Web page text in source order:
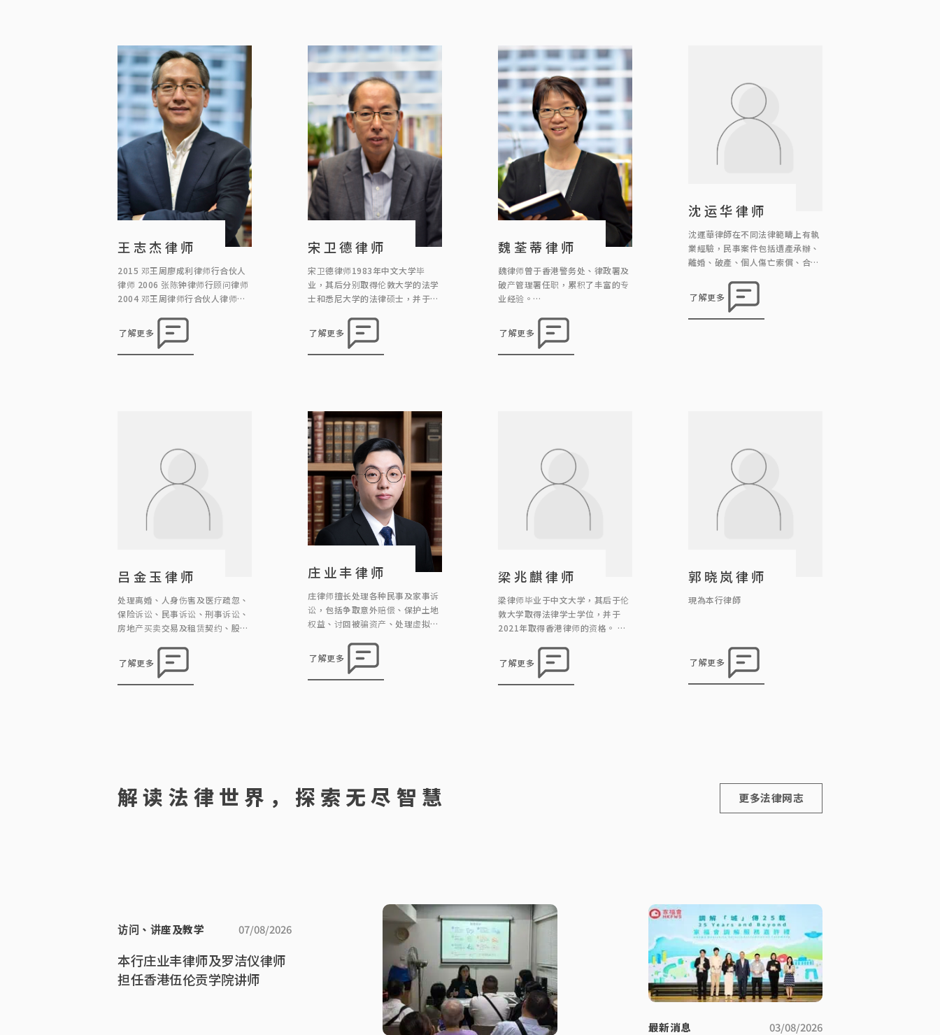
权等。
讼，又为区议会及民政事务处讲解
有关大厦物业管理的法律。
王志杰律师
2015 邓王周廖成利律师行合伙人
律师 2006 张陈钟律师行顾问律师
2004 邓王周律师行合伙人律师
霍庄律师行合伙人律师 1993 霍庄
律师行律师 1991 霍庄律师行见习
律师
了解更多
宋卫德律师
宋卫德律师1983年中文大学毕
业，其后分别取得伦敦大学的法学
士和悉尼大学的法律硕士，并于
师资格，及于1996年取得香港律
师的资格。
了解更多
魏荃蒂律师
魏律师曾于香港警务处、律政署及
破产管理署任职，累积了丰富的专
业经验。
专注于处理各类刑事案件、民事事
务及诉讼事宜。其工作范畴广泛，
涵盖婚姻、遗产、合约、信托、商
了解更多
沈运华律师
沈運華律師在不同法律範疇上有執
業經驗，民事案件包括遺產承辦、
離婚、破產、個人傷亡索償、合約
件包括盜竊、性罪行/窺淫罪、刑
事恐嚇、普通襲擊/傷人罪、虐
兒、妨礙公務罪、欺詐罪、虛報資
了解更多
吕金玉律师
处理离婚、人身伤害及医疗疏忽、
保险诉讼、民事诉讼、刑事诉讼、
房地产买卖交易及租赁契约、股票
与遗产管理等法律事务。
了解更多
庄业丰律师
庄律师擅长处理各种民事及家事诉
讼，包括争取意外赔偿、保护土地
权益、讨回被骗资产、处理虚拟资
件、争取赡养费等等。庄律师相信
采取在诉讼过程中，最佳策略是
「不战而屈人之兵」，因此大部分客
了解更多
梁兆麒律师
梁律师毕业于中文大学，其后于伦
敦大学取得法律学士学位，并于
2021年取得香港律师的资格。 梁
婚、遗产承办等案件，亦曾处理及
协助办理刑事诉讼、工伤索偿及人
身伤害诉讼等案件。 梁律师十分关
了解更多
郭晓岚律师
現為本行律師
了解更多
解读法律世界，探索无尽智慧 更多法律网志
访问、讲座及教学 07/08/2026
本行庄业丰律师及罗洁仪律师
担任香港伍伦贡学院讲师
最新消息 03/08/2026